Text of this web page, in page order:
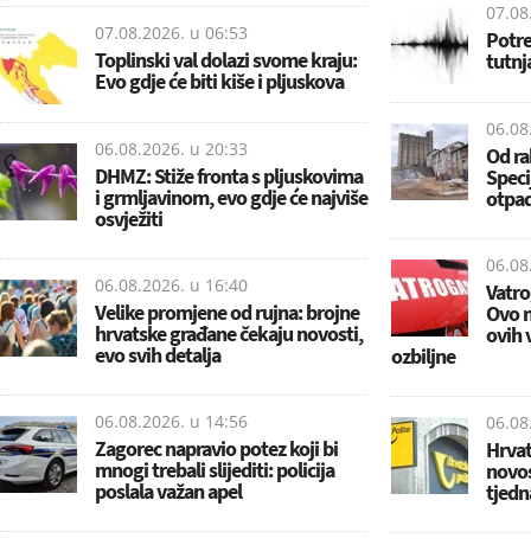
07.08.2026. u 06:53
Toplinski val dolazi svome kraju:
Evo gdje će biti kiše i pljuskova
06.08.2026. u 20:33
DHMZ: Stiže fronta s pljuskovima
i grmljavinom, evo gdje će najviše
osvježiti
06.08.2026. u 16:40
Velike promjene od rujna: brojne
hrvatske građane čekaju novosti,
evo svih detalja
06.08.2026. u 14:56
Zagorec napravio potez koji bi
mnogi trebali slijediti: policija
poslala važan apel
Od
Ovo
ovih
ozbiljne